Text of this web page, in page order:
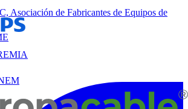
Asociación de Fabricantes de Equipos de